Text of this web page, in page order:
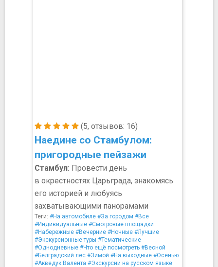
(5, отзывов: 16)
Наедине со Стамбулом:
пригородные пейзажи
Стамбул: Провести день
в окрестностях Царьграда, знакомясь
его историей и любуясь
захватывающими панорамами
Теги: #На автомобиле #За городом #Все
#Индивидуальные #Смотровые площадки
#Набережные #Вечерние #Ночные #Лучшие
#Экскурсионные туры #Тематические
#Однодневные #Что ещё посмотреть #Весной
#Белградский лес #Зимой #На выходные #Осенью
#Акведук Валента #Экскурсии на русском языке